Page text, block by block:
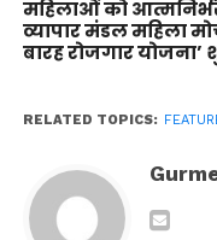
महिलाओं को
व्यापार मंडल महिला
बारह रोजगार योजना’
RELATED TOPICS: